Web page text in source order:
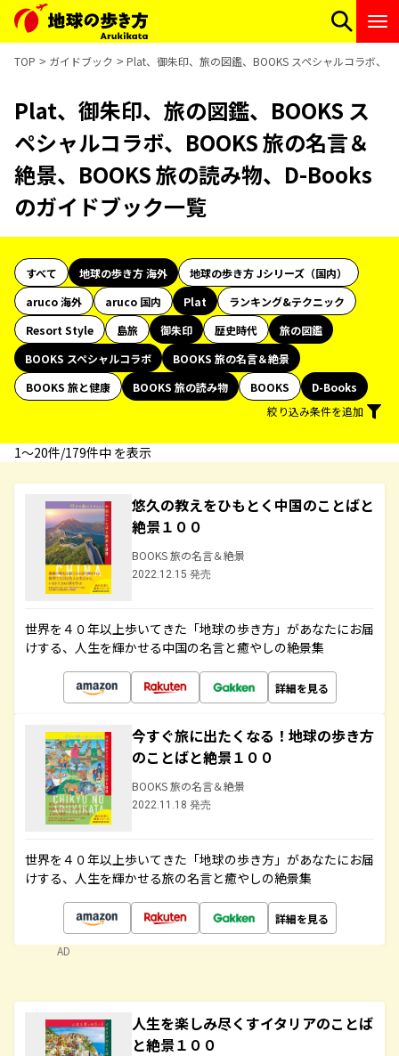
TOP ガイドブック Plat、御朱印、旅の図鑑、BOOKS スペシャルコラボ、
Plat、御朱印、旅の図鑑、BOOKS ス
ペシャルコラボ、BOOKS 旅の名言＆
絶景、BOOKS 旅の読み物、D-Books
のガイドブック一覧
すべて 地球の歩き方 海外
地球の歩き方 Jシリーズ（国内）
aruco 海外
aruco 国内 Plat
ランキング&テクニック
Resort Style
島旅 御朱印 歴史時代
旅の図鑑
BOOKS スペシャルコラボ
BOOKS 旅の名言＆絶景
BOOKS 旅と健康
BOOKS 旅の読み物 BOOKS
D-Books
絞り込み条件を追加
1〜20件/179件中 を表示
悠久の教えをひもとく中国のことばと
絶景１００
BOOKS 旅の名言＆絶景
2022.12.15 発売
世界を４０年以上歩いてきた「地球の歩き方」があなたにお届
けする、人生を輝かせる中国の名言と癒やしの絶景集
詳細を見る
今すぐ旅に出たくなる！地球の歩き方
のことばと絶景１００
BOOKS 旅の名言＆絶景
2022.11.18 発売
世界を４０年以上歩いてきた「地球の歩き方」があなたにお届
けする、人生を輝かせる旅の名言と癒やしの絶景集
詳細を見る
AD
人生を楽しみ尽くすイタリアのことば
と絶景１００